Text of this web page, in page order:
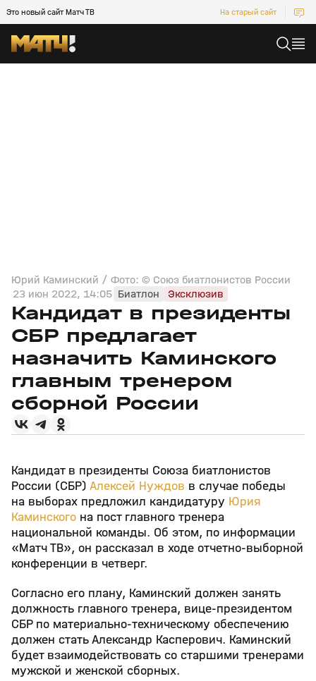
Это новый сайт Матч ТВ На старый сайт
Юрий Каминский / Фото: © Союз биатлонистов России
23 июн 2022, 14:05 Биатлон Эксклюзив
Кандидат в президенты
СБР предлагает
назначить Каминского
главным тренером
сборной России
Кандидат в президенты Союза биатлонистов
России (СБР) Алексей Нуждов в случае победы
на выборах предложил кандидатуру Юрия
Каминского на пост главного тренера
национальной команды. Об этом, по информации
«Матч ТВ», он рассказал в ходе отчетно-выборной
конференции в четверг.
Согласно его плану, Каминский должен занять
должность главного тренера, вице-президентом
СБР по материально-техническому обеспечению
должен стать Александр Касперович. Каминский
будет взаимодействовать со старшими тренерами
мужской и женской сборных.